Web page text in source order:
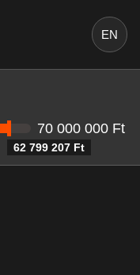
EN
62 799 207 Ft
70 000 000 Ft